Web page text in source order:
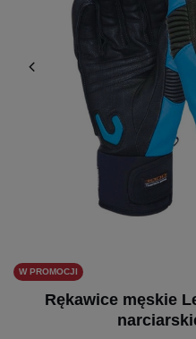
W PROMOCJI
Rękawice męskie